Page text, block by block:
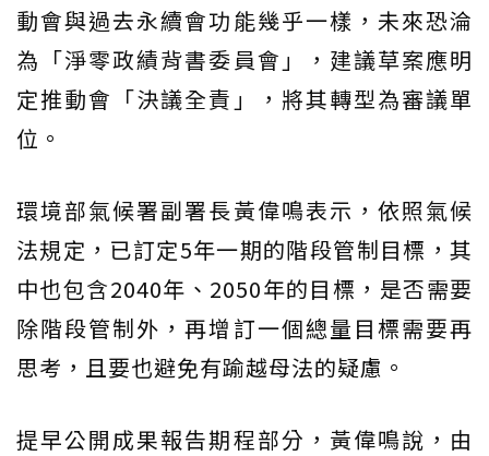
動會與過去永續會功能幾乎一樣，未來恐淪
為「淨零政績背書委員會」，建議草案應明
定推動會「決議全責」，將其轉型為審議單
位。
環境部氣候署副署長黃偉鳴表示，依照氣候
法規定，已訂定5年一期的階段管制目標，其
中也包含2040年、2050年的目標，是否需要
除階段管制外，再增訂一個總量目標需要再
思考，且要也避免有踰越母法的疑慮。
提早公開成果報告期程部分，黃偉鳴說，由